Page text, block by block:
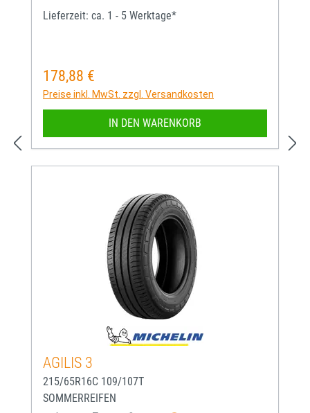
Lieferzeit: ca. 1 - 5 Werktage*
Regulärer Preis:
178,88 €
Preise inkl. MwSt. zzgl. Versandkosten
IN DEN WARENKORB
AGILIS 3
215/65R16C 109/107T
SOMMERREIFEN